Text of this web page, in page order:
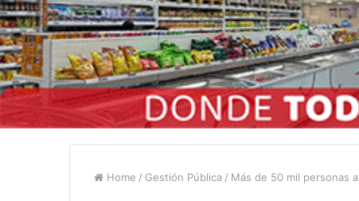
Home / Gestión Pública / Más de 50 mil personas